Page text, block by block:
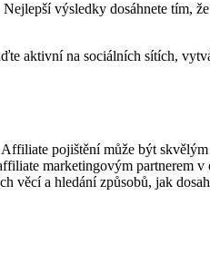
výsledky dosáhnete tím,
aktivní na sociálních sítích,
pojištění může být
marketingovým partnerem
věcí a hledání způsobů, jak